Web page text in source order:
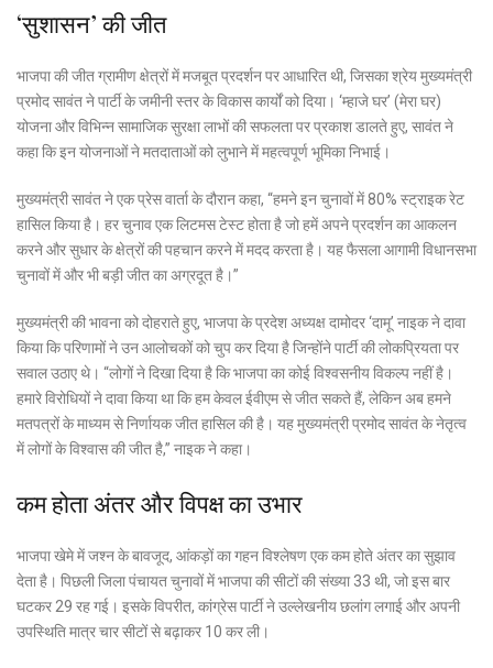
‘सुशासन’ की जीत
भाजपा की जीत ग्रामीण क्षेत्रों में मजबूत प्रदर्शन पर आधारित थी, जिसका श्रेय मुख्यमंत्री
प्रमोद सावंत ने पार्टी के जमीनी स्तर के विकास कार्यों को दिया। ‘म्हाजे घर’ (मेरा घर)
योजना और विभिन्न सामाजिक सुरक्षा लाभों की सफलता पर प्रकाश डालते हुए, सावंत ने
कहा कि इन योजनाओं ने मतदाताओं को लुभाने में महत्वपूर्ण भूमिका निभाई।
मुख्यमंत्री सावंत ने एक प्रेस वार्ता के दौरान कहा, “हमने इन चुनावों में 80% स्ट्राइक रेट
हासिल किया है। हर चुनाव एक लिटमस टेस्ट होता है जो हमें अपने प्रदर्शन का आकलन
करने और सुधार के क्षेत्रों की पहचान करने में मदद करता है। यह फैसला आगामी विधानसभा
चुनावों में और भी बड़ी जीत का अग्रदूत है।”
मुख्यमंत्री की भावना को दोहराते हुए, भाजपा के प्रदेश अध्यक्ष दामोदर ‘दामू’ नाइक ने दावा
किया कि परिणामों ने उन आलोचकों को चुप कर दिया है जिन्होंने पार्टी की लोकप्रियता पर
सवाल उठाए थे। “लोगों ने दिखा दिया है कि भाजपा का कोई विश्वसनीय विकल्प नहीं है।
हमारे विरोधियों ने दावा किया था कि हम केवल ईवीएम से जीत सकते हैं, लेकिन अब हमने
मतपत्रों के माध्यम से निर्णायक जीत हासिल की है। यह मुख्यमंत्री प्रमोद सावंत के नेतृत्व
में लोगों के विश्वास की जीत है,” नाइक ने कहा।
कम होता अंतर और विपक्ष का उभार
भाजपा खेमे में जश्न के बावजूद, आंकड़ों का गहन विश्लेषण एक कम होते अंतर का सुझाव
देता है। पिछली जिला पंचायत चुनावों में भाजपा की सीटों की संख्या 33 थी, जो इस बार
घटकर 29 रह गई। इसके विपरीत, कांग्रेस पार्टी ने उल्लेखनीय छलांग लगाई और अपनी
उपस्थिति मात्र चार सीटों से बढ़ाकर 10 कर ली।